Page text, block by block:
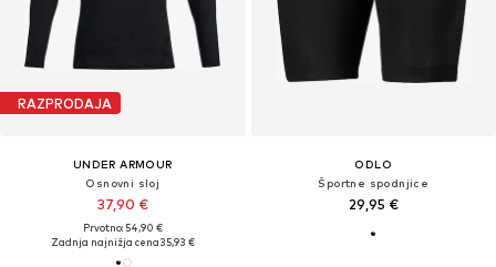
RAZPRODAJA
UNDER ARMOUR
Osnovni sloj
37,90 €
Prvotno: 54,90 €
Zadnja najnižja cena35,93 €
ODLO
Športne spodnjice
29,95 €